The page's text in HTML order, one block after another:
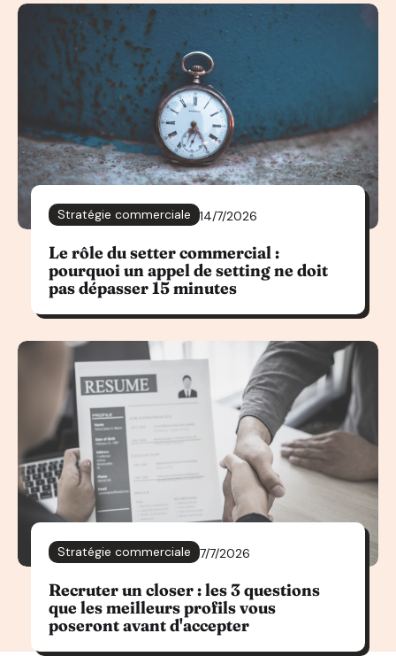
Stratégie commerciale 14/7/2026
Le rôle du setter commercial :
pourquoi un appel de setting ne doit
pas dépasser 15 minutes
Stratégie commerciale 7/7/2026
Recruter un closer : les 3 questions
que les meilleurs profils vous
poseront avant d'accepter